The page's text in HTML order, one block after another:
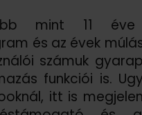
mint 11 éve
és az évek
számuk
funkciói is.
itt is